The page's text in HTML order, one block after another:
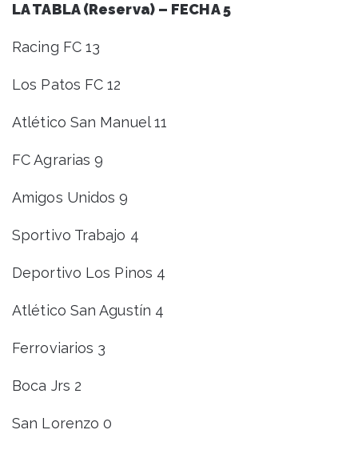
LA TABLA (Reserva) – FECHA 5
Racing FC 13
Los Patos FC 12
Atlético San Manuel 11
FC Agrarias 9
Amigos Unidos 9
Sportivo Trabajo 4
Deportivo Los Pinos 4
Atlético San Agustín 4
Ferroviarios 3
Boca Jrs 2
San Lorenzo 0